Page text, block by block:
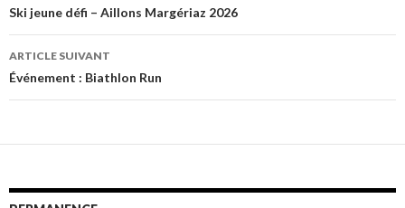
des
articles
Ski jeune défi – Aillons Margériaz 2026
ARTICLE SUIVANT
Événement : Biathlon Run